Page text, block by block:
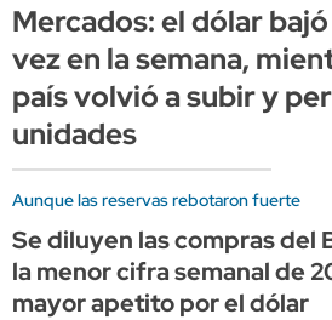
Mercados: el dólar
vez en la semana,
país volvió a subir y
unidades
Aunque las reservas rebotaron fuerte
Se diluyen las compras del
la menor cifra semanal de
mayor apetito por el dólar